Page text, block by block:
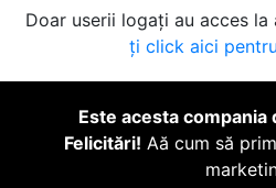
Doar userii logați au acces la
ți click aici
Este acesta compania
Felicitări! Aă cum să